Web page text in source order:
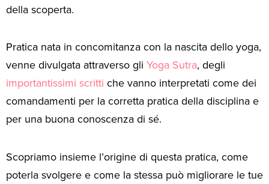
della scoperta.
Pratica nata in concomitanza con la nascita dello yoga,
venne divulgata attraverso gli Yoga Sutra, degli
importantissimi scritti che vanno interpretati come dei
comandamenti per la corretta pratica della disciplina e
per una buona conoscenza di sé.
Scopriamo insieme l’origine di questa pratica, come
poterla svolgere e come la stessa può migliorare le tue